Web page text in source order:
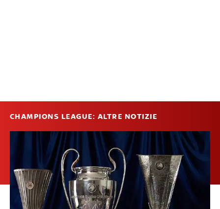
CHAMPIONS LEAGUE: ALTRE NOTIZIE